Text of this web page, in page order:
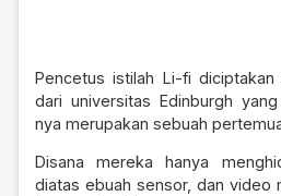
Pencetus istilah Li-fi diciptakan
dari universitas Edinburgh
nya merupakan sebuah
Disana mereka hanya
diatas ebuah sensor, dan video